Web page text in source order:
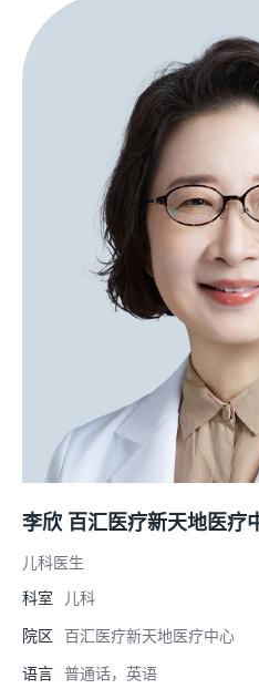
李欣 百汇医疗新天地医疗
儿科医生
科室
儿科
院区 百汇医疗新天地医疗中心
语言 普通话，英语